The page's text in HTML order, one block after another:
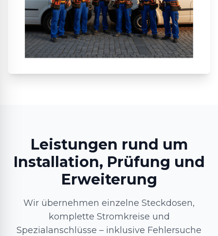
Leistungen rund um
Installation, Prüfung und
Erweiterung
Wir übernehmen einzelne Steckdosen,
komplette Stromkreise und
Spezialanschlüsse – inklusive Fehlersuche